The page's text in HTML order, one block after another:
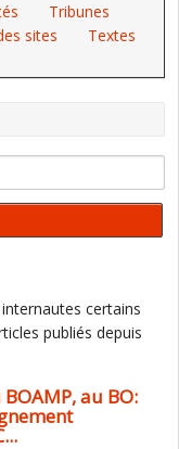
Tribunes
sites
Textes
LES COLLÈGES,
certains
publiés depuis
au BO: